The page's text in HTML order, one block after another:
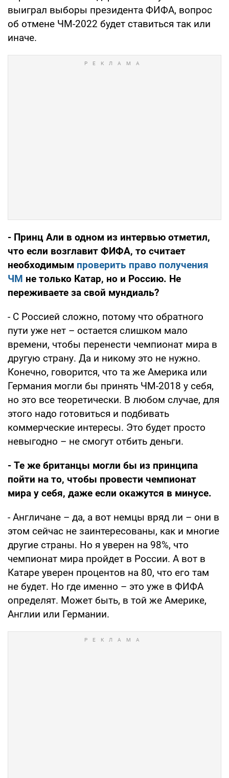
выиграл выборы президента ФИФА, вопрос
об отмене ЧМ-2022 будет ставиться так или
иначе.
- Принц Али в одном из интервью отметил,
что если возглавит ФИФА, то считает
необходимым проверить право получения
ЧМ не только Катар, но и Россию. Не
переживаете за свой мундиаль?
- С Россией сложно, потому что обратного
пути уже нет – остается слишком мало
времени, чтобы перенести чемпионат мира в
другую страну. Да и никому это не нужно.
Конечно, говорится, что та же Америка или
Германия могли бы принять ЧМ-2018 у себя,
но это все теоретически. В любом случае, для
этого надо готовиться и подбивать
коммерческие интересы. Это будет просто
невыгодно – не смогут отбить деньги.
- Те же британцы могли бы из принципа
пойти на то, чтобы провести чемпионат
мира у себя, даже если окажутся в минусе.
- Англичане – да, а вот немцы вряд ли – они в
этом сейчас не заинтересованы, как и многие
другие страны. Но я уверен на 98%, что
чемпионат мира пройдет в России. А вот в
Катаре уверен процентов на 80, что его там
не будет. Но где именно – это уже в ФИФА
определят. Может быть, в той же Америке,
Англии или Германии.